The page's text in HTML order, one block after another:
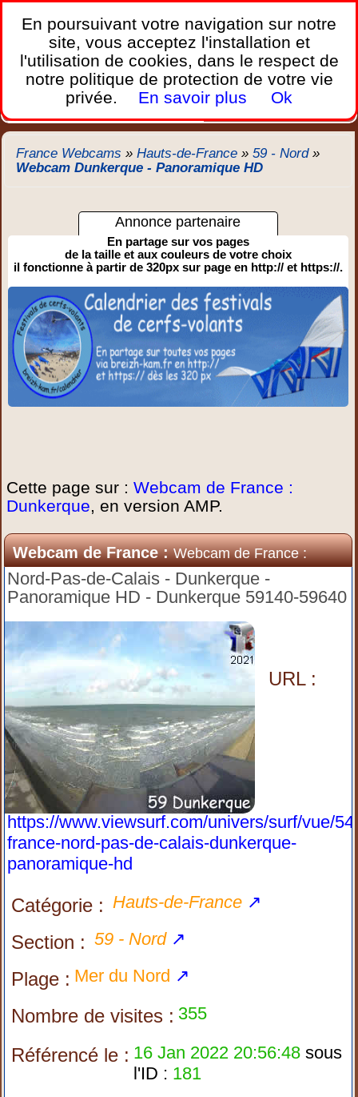
France Webcams,
Les webcams sur mobiles, portables et PC.
Home Bretagne Corse Plages Ports Montagnes
Trafic Chercher New
France Webcams »Hauts-de-France »59 - Nord»
Webcam Dunkerque - Panoramique HD
Annonce partenaire
En partage sur vos pages
de la taille et aux couleurs de votre choix
il fonctionne à partir de 320px sur page en http:// et https://.
Cette page sur :Webcam de France :
Dunkerque, en version AMP.
Webcam de France :Webcam de France :
Dunkerque
Nord-Pas-de-Calais - Dunkerque -
Panoramique HD - Dunkerque 59140-59640
URL :
https://www.viewsurf.com/univers/surf/vue/
france-nord-pas-de-calais-dunkerque-
panoramique-hd
Catégorie : Hauts-de-France ↗
Section : 59 - Nord↗
Plage : Mer du Nord ↗
Nombre de visites : 355
Référencé le : 16 Jan 2022 20:56:48 sous
l'ID : 181
En poursuivant votre navigation sur notre
site, vous acceptez l'installation et
l'utilisation de cookies, dans le respect de
notre politique de protection de votre vie
privée.
En savoir plus Ok